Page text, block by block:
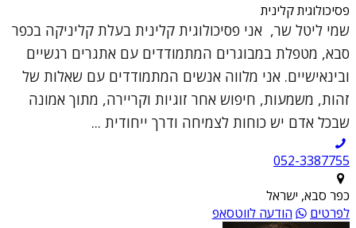
פסיכולוגית קלינית
שמי ליטל שר, אני פסיכולוגית קלינית בעלת קליניקה בכפר
סבא, מטפלת במבוגרים המתמודדים עם אתגרים רגשיים
ובינאישיים. אני מלווה אנשים המתמודדים עם שאלות של
זהות, משמעות, חיפוש אחר זוגיות וקריירה, מתוך אמונה
שבכל אדם יש כוחות לצמיחה ודרך ייחודית ...
052-3387755
כפר סבא, ישראל
לפרטים
הודעה לווטסאפ